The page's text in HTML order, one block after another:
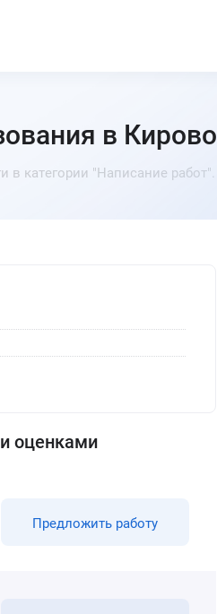
в
в категории "Написание работ".
оценками
Предложить работу